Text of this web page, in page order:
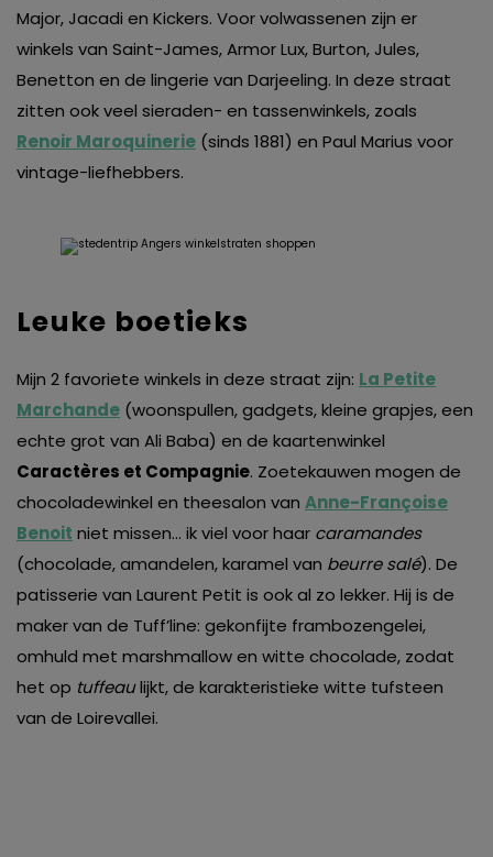
Major, Jacadi en Kickers. Voor volwassenen zijn er
winkels van Saint-James, Armor Lux, Burton, Jules,
Benetton en de lingerie van Darjeeling. In deze straat
zitten ook veel sieraden- en tassenwinkels, zoals
Renoir Maroquinerie (sinds 1881) en Paul Marius voor
vintage-liefhebbers.
Leuke boetieks
Mijn 2 favoriete winkels in deze straat zijn: La Petite
Marchande (woonspullen, gadgets, kleine grapjes, een
echte grot van Ali Baba) en de kaartenwinkel
Caractères et Compagnie. Zoetekauwen mogen de
chocoladewinkel en theesalon van Anne-Françoise
Benoit niet missen… ik viel voor haar caramandes
(chocolade, amandelen, karamel van beurre salé). De
patisserie van Laurent Petit is ook al zo lekker. Hij is de
maker van de Tuff’line: gekonfijte frambozengelei,
omhuld met marshmallow en witte chocolade, zodat
het op tuffeaulijkt, de karakteristieke witte tufsteen
van de Loirevallei.